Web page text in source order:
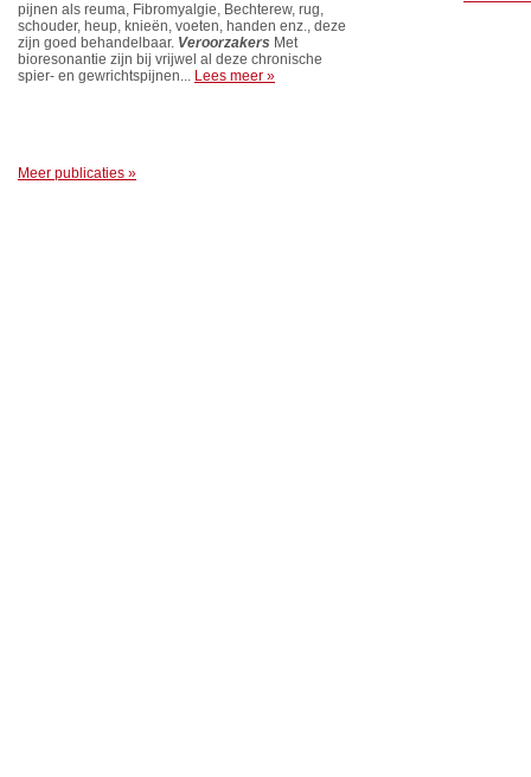
pijnen als reuma, Fibromyalgie, Bechterew, rug,
schouder, heup, knieën, voeten, handen enz., deze
zijn goed behandelbaar. Veroorzakers Met
bioresonantie zijn bij vrijwel al deze chronische
spier- en gewrichtspijnen... Lees meer »
Meer publicaties »